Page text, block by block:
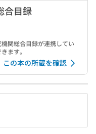
合目録
関総合目録が連携してい
ます。
この本の所蔵を確認